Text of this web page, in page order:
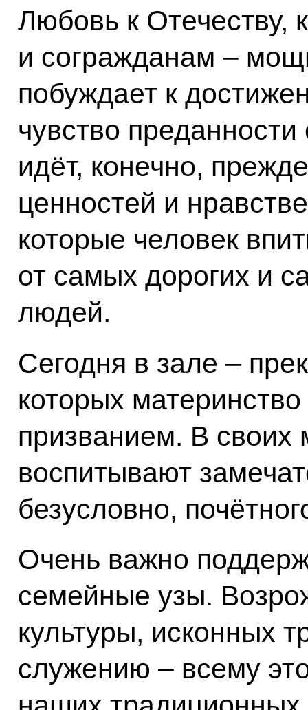
Любовь к Отечеству,
и согражданам –
побуждает к
чувство
идёт, конечно,
ценностей и
которые человек
от самых дорогих и
людей.
Сегодня в зале –
которых
призванием. В своих
воспитывают
безусловно,
Очень важно
семейные узы.
культуры, исконных
служению – всему